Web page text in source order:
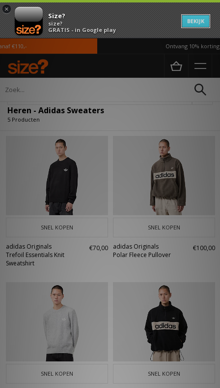
×
Size?
size?
GRATIS - in Google play
BEKIJK
€110,- Ontvang 10% korting
Home Heren
Heren - Adidas Sweaters
5 Producten
SNEL KOPEN
adidas Originals
Trefoil Essentials Knit
Sweatshirt
€70,00
SNEL KOPEN
adidas Originals
Polar Fleece Pullover
€100,00
SNEL KOPEN SNEL KOPEN